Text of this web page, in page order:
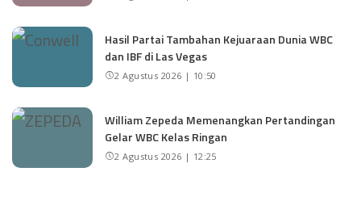
Hasil Partai Tambahan Kejuaraan Dunia WBC
dan IBF di Las Vegas
2 Agustus 2026 | 10:50
William Zepeda Memenangkan Pertandingan
Gelar WBC Kelas Ringan
2 Agustus 2026 | 12:25